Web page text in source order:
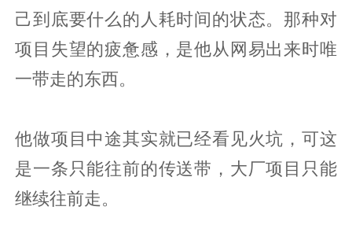
己到底要什么的人耗时间的状态。那种对
项目失望的疲惫感，是他从网易出来时唯
一带走的东西。
他做项目中途其实就已经看见火坑，可这
是一条只能往前的传送带，大厂项目只能
继续往前走。